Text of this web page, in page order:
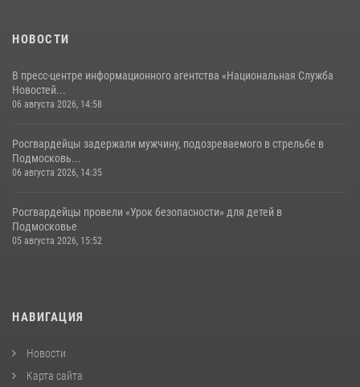
НОВОСТИ
В пресс-центре информационного агентства «Национальная Служба
Новостей...
06 августа 2026, 14:58
Росгвардейцы задержали мужчину, подозреваемого в стрельбе в
Подмосковь...
06 августа 2026, 14:35
Росгвардейцы провели «Урок безопасности» для детей в
Подмосковье
05 августа 2026, 15:52
НАВИГАЦИЯ
Новости
Карта сайта